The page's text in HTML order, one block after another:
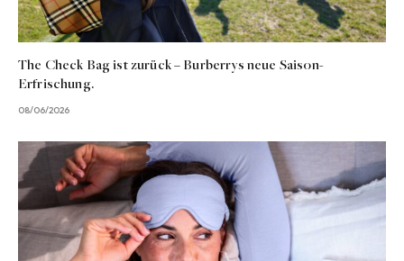
The Check Bag ist zurück – Burberrys neue Saison-
Erfrischung.
08/06/2026